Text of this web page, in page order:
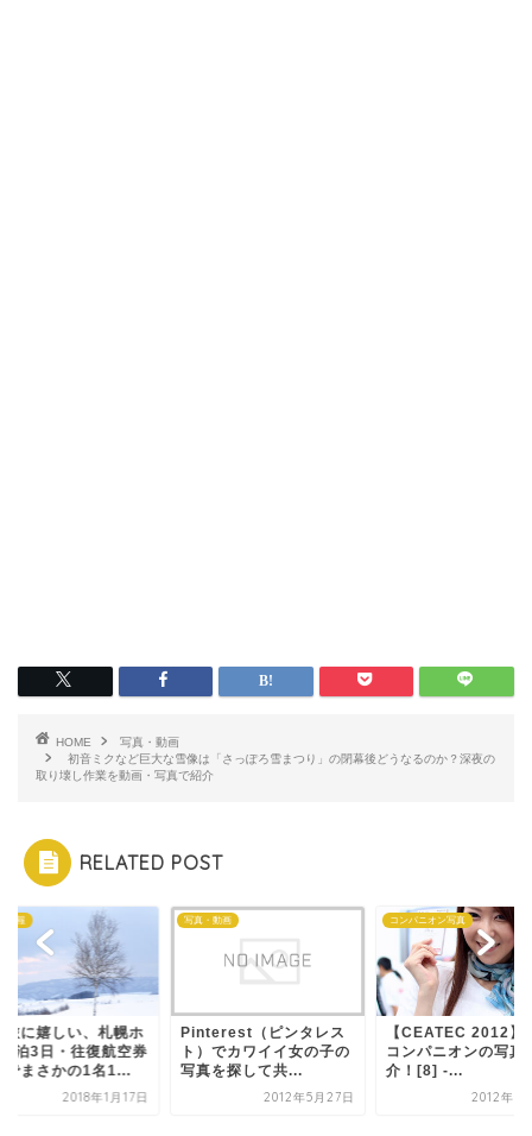
HOME
写真・動画
初音ミクなど巨大な雪像は「さっぽろ雪まつり」の閉幕後どうなるのか？深夜の
取り壊し作業を動画・写真で紹介
RELATED POST
情報
旅に嬉しい、札幌ホ
2泊3日・往復航空券
でまさかの1名1...
2018年1月17日
写真・動画
Pinterest（ピンタレス
ト）でカワイイ女の子の
写真を探して共...
2012年5月27日
コンパニオン写真
【CEATEC 2012】
コンパニオンの写真
介！[8] -...
2012年10